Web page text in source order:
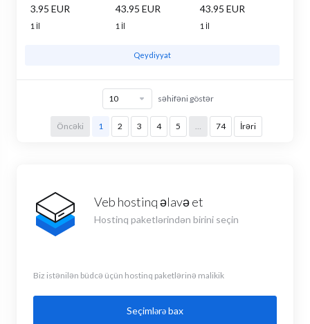
3.95 EUR
1 İl
43.95 EUR
1 İl
43.95 EUR
1 İl
Qeydiyyat
Öncəki 1 2 3 4 5 … 74 İrəri
səhifəni göstər
Veb hostinq əlavə et
Hostinq paketlərindən birini seçin
Biz istənilən büdcə üçün hostinq paketlərinə malikik
Seçimlərə bax